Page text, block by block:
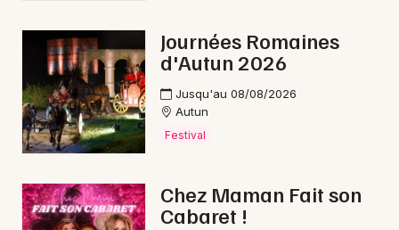
Artistes en tournée
Actus à Paray-le-Monial
Magazine à Paray-le-Monial
Journées Romaines
d'Autun 2026
Jusqu'au 08/08/2026
Autun
Festival
Chez Maman Fait son
Cabaret !